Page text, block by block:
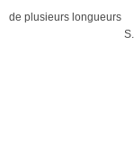
de plusieurs longueurs